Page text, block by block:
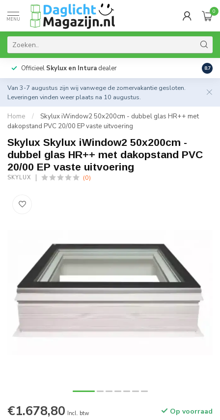
MENU
0
Officieel Skylux en Intura dealer 8.7
Van 3-7 augustus zijn wij vanwege de zomervakantie gesloten.
Leveringen vinden weer plaats na 10 augustus.
Home /
Skylux iWindow2 50x200cm - dubbel glas HR++ met
dakopstand PVC 20/00 EP vaste uitvoering
Skylux Skylux iWindow2 50x200cm -
dubbel glas HR++ met dakopstand PVC
20/00 EP vaste uitvoering
SKYLUX (0)
€1.678,80 Incl. btw Op voorraad